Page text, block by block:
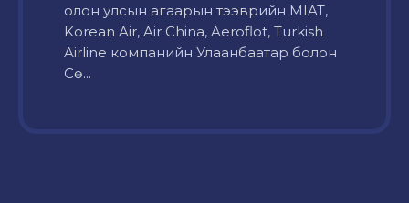
олон улсын агаарын тээврийн MIAT,
Korean Air, Air China, Aeroflot, Turkish
Airline компанийн Улаанбаатар болон
Сө...